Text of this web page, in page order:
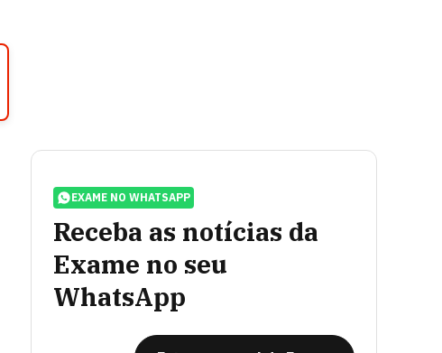
EXAME NO WHATSAPP
Receba as notícias da
Exame no seu
WhatsApp